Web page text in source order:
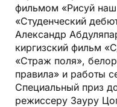
фильмом «Рисуй
«Студенческий
Александр
киргизский фильм
«Страж поля»,
правила» и работы
Специальный приз
режиссеру Зауру